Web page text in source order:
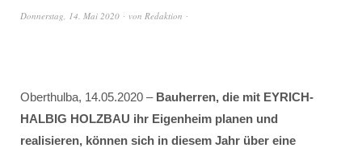
Donnerstag, 14. Mai 2020 von Redaktion
Oberthulba, 14.05.2020 – Bauherren, die mit EYRICH-
HALBIG HOLZBAU ihr Eigenheim planen und
realisieren, können sich in diesem Jahr über eine